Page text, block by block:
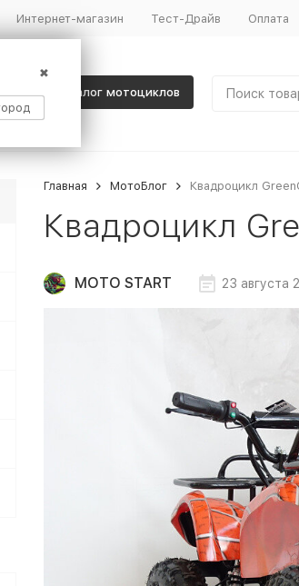
✖
Интернет-магазин Тест-Драйв Оплата
Каталог мотоциклов
Главная МотоБлог Квадроцикл
Квадроцикл
MOTO START 23 августа